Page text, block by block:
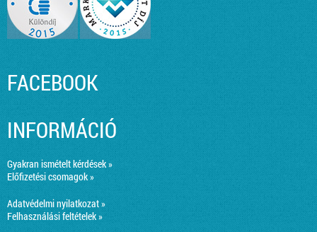
FACEBOOK
INFORMÁCIÓ
Gyakran ismételt kérdések »
Előfizetési csomagok »
Adatvédelmi nyilatkozat »
Felhasználási feltételek »